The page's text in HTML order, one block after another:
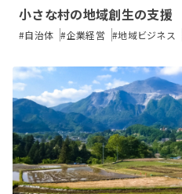
小さな村の地域創生の支援
#自治体 #企業経営 #地域ビジネス